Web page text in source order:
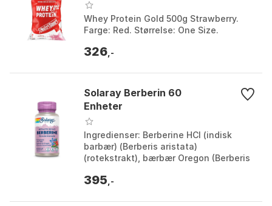
Whey Protein Gold 500g Strawberry.
Farge: Red. Størrelse: One Size.
326 ,-
Solaray Berberin 60
Enheter
Ingredienser: Berberine HCI (indisk
barbær) (Berberis aristata)
(rotekstrakt), bærbær Oregon (Berberis
cellulosekapsel. Ant...
395 ,-